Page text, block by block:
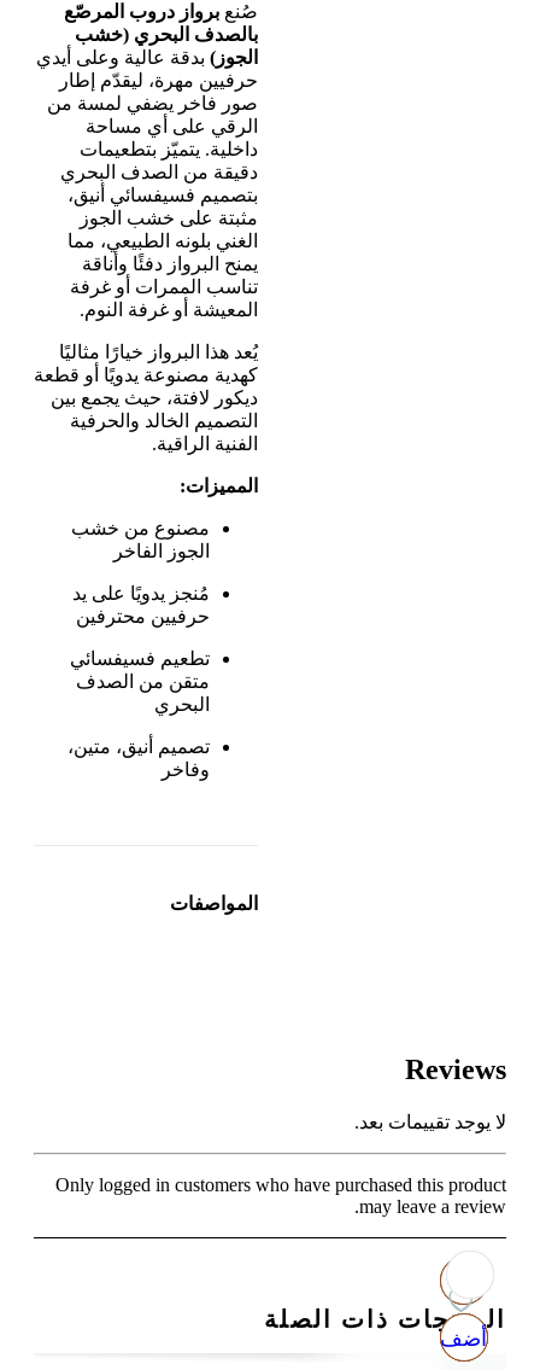
صُنع برواز دروب المرصّع
بالصدف البحري (خشب
الجوز) بدقة عالية وعلى أيدي
حرفيين مهرة، ليقدّم إطار
صور فاخر يضفي لمسة من
الرقي على أي مساحة
داخلية. يتميّز بتطعيمات
دقيقة من الصدف البحري
بتصميم فسيفسائي أنيق،
مثبتة على خشب الجوز
الغني بلونه الطبيعي، مما
يمنح البرواز دفئًا وأناقة
تناسب الممرات أو غرفة
المعيشة أو غرفة النوم.
يُعد هذا البرواز خيارًا مثاليًا
كهدية مصنوعة يدويًا أو قطعة
ديكور لافتة، حيث يجمع بين
التصميم الخالد والحرفية
الفنية الراقية.
المميزات:
مصنوع من خشب
الجوز الفاخر
مُنجز يدويًا على يد
حرفيين محترفين
تطعيم فسيفسائي
متقن من الصدف
البحري
تصميم أنيق، متين،
وفاخر
المواصفات
Reviews
لا يوجد تقييمات بعد.
Only logged in customers who have purchased this product
may leave a review.
المنتجات ذات الصلة
أضف
أضف
أضف
أضف